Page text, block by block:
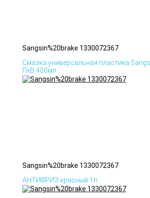
Sangsin%20brake 1330072367
Смазка универсальная пластика
ПхВ 400мл
Sangsin%20brake 1330072367
АНТИФРИЗ красный 1л.